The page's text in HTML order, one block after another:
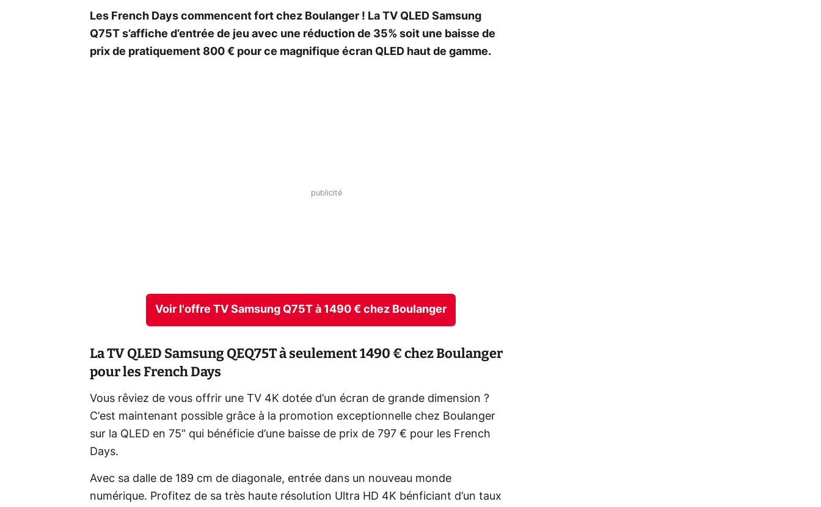
Les French Days commencent fort chez Boulanger ! La TV QLED Samsung
Q75T s’affiche d’entrée de jeu avec une réduction de 35% soit une baisse de
prix de pratiquement 800 € pour ce magnifique écran QLED haut de gamme.
Voir l'offre TV Samsung Q75T à 1490 € chez Boulanger
La TV QLED Samsung QEQ75T à seulement 1490 € chez Boulanger
pour les French Days
Vous rêviez de vous offrir une TV 4K dotée d’un écran de grande dimension ?
C’est maintenant possible grâce à la promotion exceptionnelle chez Boulanger
sur la QLED en 75“ qui bénéficie d’une baisse de prix de 797 € pour les French
Days.
Avec sa dalle de 189 cm de diagonale, entrée dans un nouveau monde
numérique. Profitez de sa très haute résolution Ultra HD 4K bénficiant d’un taux